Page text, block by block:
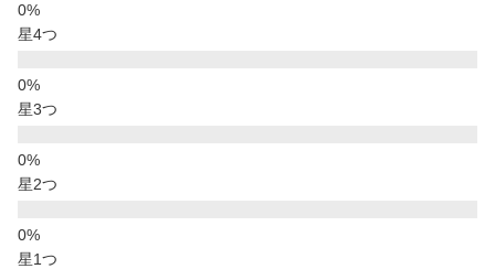
星4つ
星3つ
星2つ
星1つ